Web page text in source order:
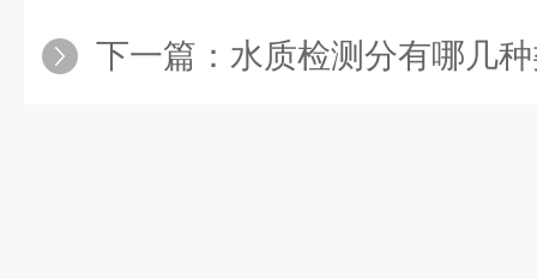
下一篇： 水质检测分有哪几